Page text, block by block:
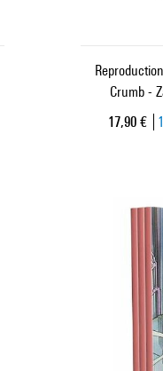
Crumb -
Prix
17,90 €